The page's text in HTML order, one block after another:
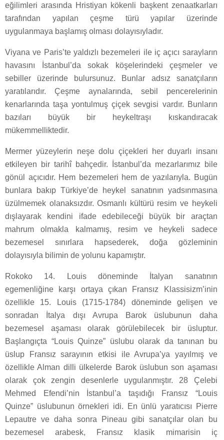
eğilimleri arasında Hristiyan kökenli başkent zenaatkarları
tarafından yapılan çeşme türü yapılar üzerinde
uygulanmaya başlamış olması dolayısıyladır.
Viyana ve Paris’te yaldızlı bezemeleri ile iç açıcı sarayların
havasını İstanbul’da sokak köşelerindeki çeşmeler ve
sebiller üzerinde bulursunuz. Bunlar adsız sanatçıların
yaratılarıdır. Çeşme aynalarında, sebil pencerelerinin
kenarlarında taşa yontulmuş çiçek sevgisi vardır. Bunların
bazıları büyük bir heykeltraşı kıskandıracak
mükemmelliktedir.
Mermer yüzeylerin neşe dolu çiçekleri her duyarlı insanı
etkileyen bir tarihî bahçedir. İstanbul’da mezarlarımız bile
gönül açıcıdır. Hem bezemeleri hem de yazılarıyla. Bugün
bunlara bakıp Türkiye’de heykel sanatının yadsınmasına
üzülmemek olanaksızdır. Osmanlı kültürü resim ve heykeli
dışlayarak kendini ifade edebileceği büyük bir araçtan
mahrum olmakla kalmamış, resim ve heykeli sadece
bezemesel sınırlara hapsederek, doğa gözleminin
dolayısıyla bilimin de yolunu kapamıştır.
Rokoko 14. Louis döneminde İtalyan sanatının
egemenliğine karşı ortaya çıkan Fransız Klassisizm’inin
özellikle 15. Louis (1715-1784) döneminde gelişen ve
sonradan İtalya dışı Avrupa Barok üslubunun daha
bezemesel aşaması olarak görülebilecek bir üsluptur.
Başlangıçta “Louis Quinze” üslubu olarak da tanınan bu
üslup Fransız sarayının etkisi ile Avrupa’ya yayılmış ve
özellikle Alman dilli ülkelerde Barok üslubun son aşaması
olarak çok zengin desenlerle uygulanmıştır. 28 Çelebi
Mehmed Efendi’nin İstanbul’a taşıdığı Fransız “Louis
Quinze” üslubunun örnekleri idi. En ünlü yaratıcısı Pierre
Lepautre ve daha sonra Pineau gibi sanatçılar olan bu
bezemesel arabesk, Fransız klasik mimarisin iç